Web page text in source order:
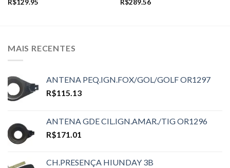
R$129.95
R$289.56
MAIS RECENTES
ANTENA PEQ.IGN.FOX/GOL/GOLF OR1297
R$115.13
ANTENA GDE CIL.IGN.AMAR./TIG OR1296
R$171.01
CH.PRESENÇA HIUNDAY 3B